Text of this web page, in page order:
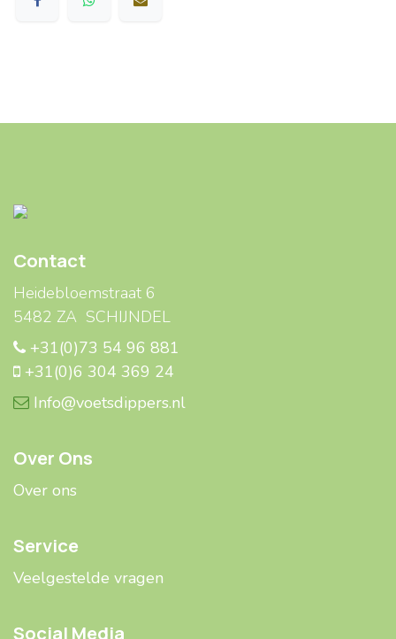
Contact
Heidebloemstraat 6
5482 ZA SCHIJNDEL
+31(0)73 54 96 881
+31(0)6 304 369 24
Info@voetsdippers.nl
Over Ons
Over ons
Service
Veelgestelde ​​vragen
Social Media